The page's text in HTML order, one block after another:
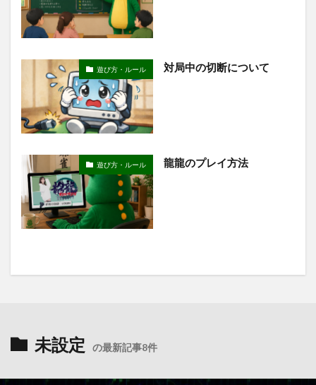
遊び方・ルール 対局中の切断について
遊び方・ルール 龍龍のプレイ方法
未設定 の最新記事8件